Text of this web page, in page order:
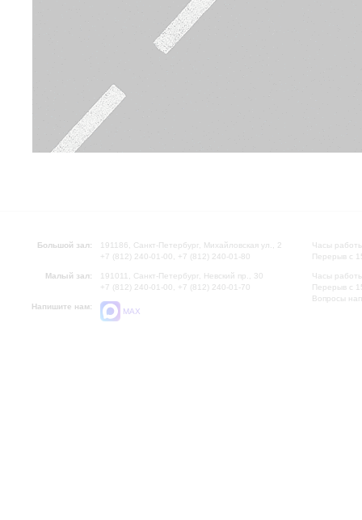
Большой зал:
191186, Санкт-Петербург, Михайловская ул., 2
+7 (812) 240-01-00, +7 (812) 240-01-80
Малый зал:
191011, Санкт-Петербург, Невский пр., 30
+7 (812) 240-01-00, +7 (812) 240-01-70
Напишите нам:
MAX
Часы
Перерыв с
Часы
Перерыв с
Вопросы